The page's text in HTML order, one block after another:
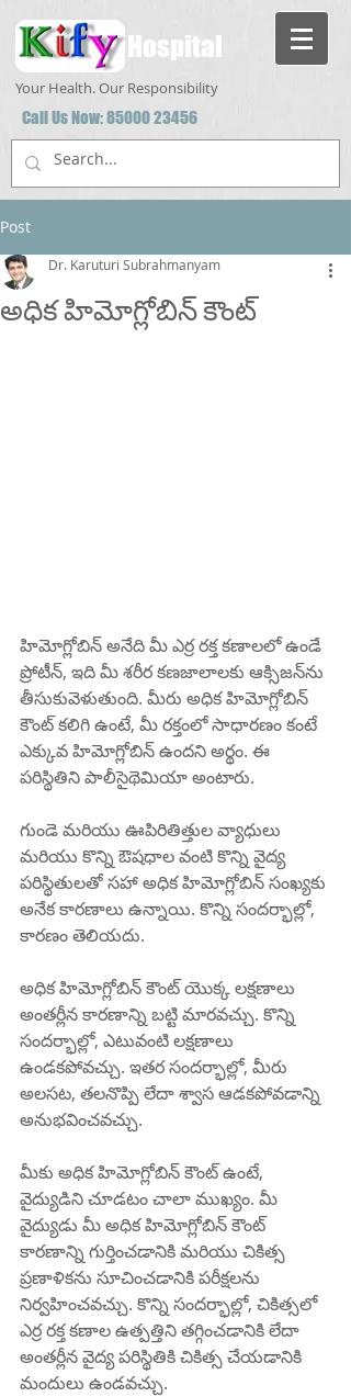
Hospital
Your Health. Our Responsibility
Call Us Now:85000 23456
Post
అధిక హిమోగ్లోబిన్ కౌంట్
Dr. Karuturi Subrahmanyam
హిమోగ్లోబిన్ అనేది మీ ఎర్ర రక్త కణాలలో ఉండే
ప్రోటీన్, ఇది మీ శరీర కణజాలాలకు ఆక్సిజన్‌ను
తీసుకువెళుతుంది. మీరు అధిక హిమోగ్లోబిన్
కౌంట్ కలిగి ఉంటే, మీ రక్తంలో సాధారణం కంటే
ఎక్కువ హిమోగ్లోబిన్ ఉందని అర్థం. ఈ
పరిస్థితిని పాలీసైథెమియా అంటారు.
గుండె మరియు ఊపిరితిత్తుల వ్యాధులు
మరియు కొన్ని ఔషధాల వంటి కొన్ని వైద్య
పరిస్థితులతో సహా అధిక హిమోగ్లోబిన్ సంఖ్యకు
అనేక కారణాలు ఉన్నాయి. కొన్ని సందర్భాల్లో,
కారణం తెలియదు.
అధిక హిమోగ్లోబిన్ కౌంట్ యొక్క లక్షణాలు
అంతర్లీన కారణాన్ని బట్టి మారవచ్చు. కొన్ని
సందర్భాల్లో, ఎటువంటి లక్షణాలు
ఉండకపోవచ్చు. ఇతర సందర్భాల్లో, మీరు
అలసట, తలనొప్పి లేదా శ్వాస ఆడకపోవడాన్ని
అనుభవించవచ్చు.
మీకు అధిక హిమోగ్లోబిన్ కౌంట్ ఉంటే,
వైద్యుడిని చూడటం చాలా ముఖ్యం. మీ
వైద్యుడు మీ అధిక హిమోగ్లోబిన్ కౌంట్
కారణాన్ని గుర్తించడానికి మరియు చికిత్స
ప్రణాళికను సూచించడానికి పరీక్షలను
నిర్వహించవచ్చు. కొన్ని సందర్భాల్లో, చికిత్సలో
ఎర్ర రక్త కణాల ఉత్పత్తిని తగ్గించడానికి లేదా
అంతర్లీన వైద్య పరిస్థితికి చికిత్స చేయడానికి
మందులు ఉండవచ్చు.